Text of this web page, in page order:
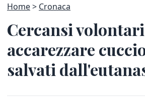
Home Cronaca
Cercansi
accarezzare
salvati